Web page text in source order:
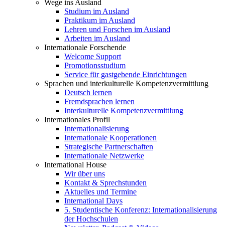
Wege ins Ausland
Studium im Ausland
Praktikum im Ausland
Lehren und Forschen im Ausland
Arbeiten im Ausland
Internationale Forschende
Welcome Support
Promotionsstudium
Service für gastgebende Einrichtungen
Sprachen und interkulturelle Kompetenzvermittlung
Deutsch lernen
Fremdsprachen lernen
Interkulturelle Kompetenzvermittlung
Internationales Profil
Internationalisierung
Internationale Kooperationen
Strategische Partnerschaften
Internationale Netzwerke
International House
Wir über uns
Kontakt & Sprechstunden
Aktuelles und Termine
International Days
5. Studentische Konferenz: Internationalisierung
der Hochschulen